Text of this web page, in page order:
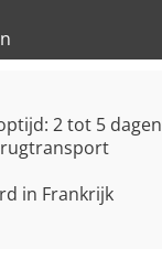
2 tot 5 dagen
in Frankrijk